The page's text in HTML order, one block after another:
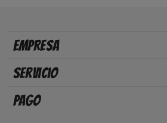
Empresa
Servicio
Pago